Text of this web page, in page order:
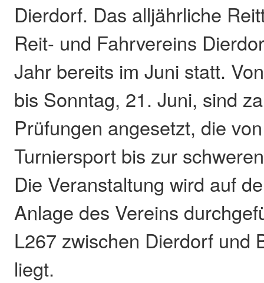
Dierdorf. Das alljährliche
Reit- und Fahrvereins
Jahr bereits im Juni statt.
bis Sonntag, 21. Juni, sind
Prüfungen angesetzt, die
Turniersport bis zur
Die Veranstaltung wird auf
Anlage des Vereins
L267 zwischen Dierdorf und
liegt.